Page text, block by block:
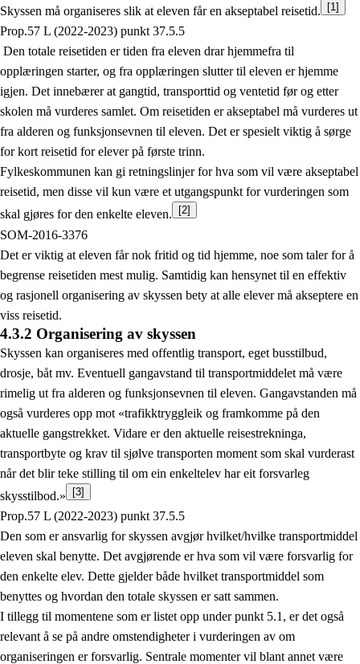
Skyssen må organiseres slik at eleven får en akseptabel reisetid. [1]
Prop.57 L (2022-2023) punkt 37.5.5
Den totale reisetiden er tiden fra eleven drar hjemmefra til
opplæringen starter, og fra opplæringen slutter til eleven er hjemme
igjen. Det innebærer at gangtid, transporttid og ventetid før og etter
skolen må vurderes samlet. Om reisetiden er akseptabel må vurderes ut
fra alderen og funksjonsevnen til eleven. Det er spesielt viktig å sørge
for kort reisetid for elever på første trinn.
Fylkeskommunen kan gi retningslinjer for hva som vil være akseptabel
reisetid, men disse vil kun være et utgangspunkt for vurderingen som
skal gjøres for den enkelte eleven.
[2]
SOM-2016-3376
Det er viktig at eleven får nok fritid og tid hjemme, noe som taler for å
begrense reisetiden mest mulig. Samtidig kan hensynet til en effektiv
og rasjonell organisering av skyssen bety at alle elever må akseptere en
viss reisetid.
4.3.2 Organisering av skyssen
Skyssen kan organiseres med offentlig transport, eget busstilbud,
drosje, båt mv. Eventuell gangavstand til transportmiddelet må være
rimelig ut fra alderen og funksjonsevnen til eleven. Gangavstanden må
også vurderes opp mot «trafikktryggleik og framkomme på den
aktuelle gangstrekket. Vidare er den aktuelle reisestrekninga,
transportbyte og krav til sjølve transporten moment som skal vurderast
når det blir teke stilling til om ein enkeltelev har eit forsvarleg
skysstilbod.»
[3]
Prop.57 L (2022-2023) punkt 37.5.5
Den som er ansvarlig for skyssen avgjør hvilket/hvilke transportmiddel
eleven skal benytte. Det avgjørende er hva som vil være forsvarlig for
den enkelte elev. Dette gjelder både hvilket transportmiddel som
benyttes og hvordan den totale skyssen er satt sammen.
I tillegg til momentene som er listet opp under punkt 5.1, er det også
relevant å se på andre omstendigheter i vurderingen av om
organiseringen er forsvarlig. Sentrale momenter vil blant annet være